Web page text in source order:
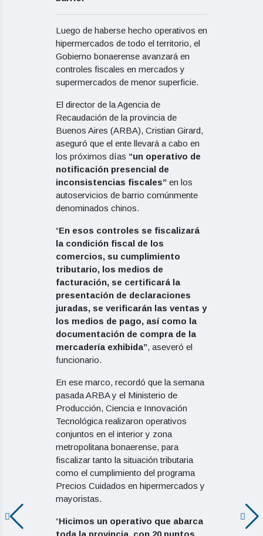
Luego de haberse hecho operativos en
hipermercados de todo el territorio, el
Gobierno bonaerense avanzará en
controles fiscales en mercados y
supermercados de menor superficie.
El director de la Agencia de
Recaudación de la provincia de
Buenos Aires (ARBA), Cristian Girard,
aseguró que el ente llevará a cabo en
los próximos días “un operativo de
notificación presencial de
inconsistencias fiscales” en los
autoservicios de barrio comúnmente
denominados chinos.
“En esos controles se fiscalizará
la condición fiscal de los
comercios, su cumplimiento
tributario, los medios de
facturación, se certificará la
presentación de declaraciones
juradas, se verificarán las ventas y
los medios de pago, así como la
documentación de compra de la
mercadería exhibida”, aseveró el
funcionario.
En ese marco, recordó que la semana
pasada ARBA y el Ministerio de
Producción, Ciencia e Innovación
Tecnológica realizaron operativos
conjuntos en el interior y zona
metropolitana bonaerense, para
fiscalizar tanto la situación tributaria
como el cumplimiento del programa
Precios Cuidados en hipermercados y
mayoristas.
“Hicimos un operativo que abarca
toda la provincia, con 20 puntos